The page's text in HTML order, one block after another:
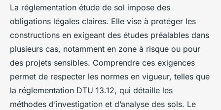
La réglementation étude de sol impose des
obligations légales claires. Elle vise à protéger les
constructions en exigeant des études préalables dans
plusieurs cas, notamment en zone à risque ou pour
des projets sensibles. Comprendre ces exigences
permet de respecter les normes en vigueur, telles que
la réglementation DTU 13.12, qui détaille les
méthodes d’investigation et d’analyse des sols. Le